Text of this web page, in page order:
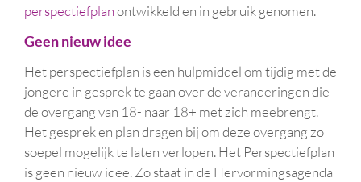
perspectiefplanontwikkeld en in gebruik genomen.
Geen nieuw idee
Het perspectiefplan is een hulpmiddel om tijdig met de
jongere in gesprek te gaan over de veranderingen die
de overgang van 18- naar 18+ met zich meebrengt.
Het gesprek en plan dragen bij om deze overgang zo
soepel mogelijk te laten verlopen. Het Perspectiefplan
is geen nieuw idee. Zo staat in de Hervormingsagenda